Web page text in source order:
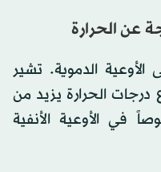
عن الحرارة
الدموية. تشير
درجات الحرارة يزيد من
في الأوعية الأنفية